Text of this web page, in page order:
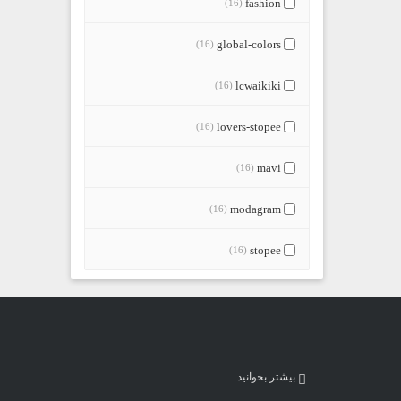
fashion
(16)
global-colors
(16)
lcwaikiki
(16)
lovers-stopee
(16)
mavi
(16)
modagram
(16)
stopee
(16)
بیشتر بخوانید